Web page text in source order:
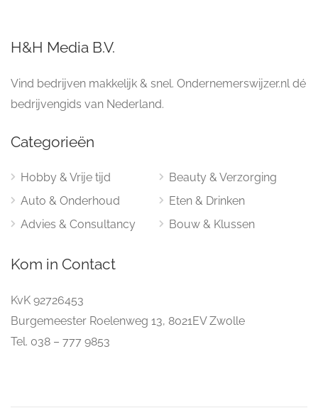
H&H Media B.V.
Vind bedrijven makkelijk & snel. Ondernemerswijzer.nl dé
bedrijvengids van Nederland.
Categorieën
Hobby & Vrije tijd
Auto & Onderhoud
Advies & Consultancy
Beauty & Verzorging
Eten & Drinken
Bouw & Klussen
Kom in Contact
KvK 92726453
Burgemeester Roelenweg 13, 8021EV Zwolle
Tel. 038 – 777 9853